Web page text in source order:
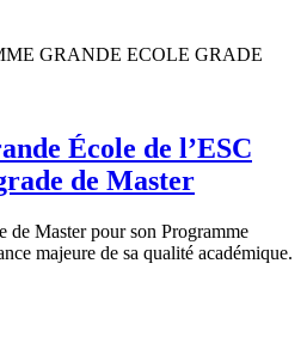
École de l’ESC
de Master
de Master pour son Programme
majeure de sa qualité académique.